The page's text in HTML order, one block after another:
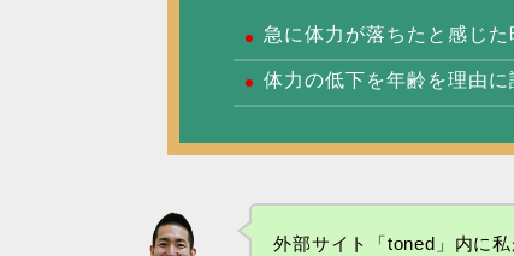
急に体力が落ちたと感じ
体力の低下を年齢を理由
外部サイト「toned」内に